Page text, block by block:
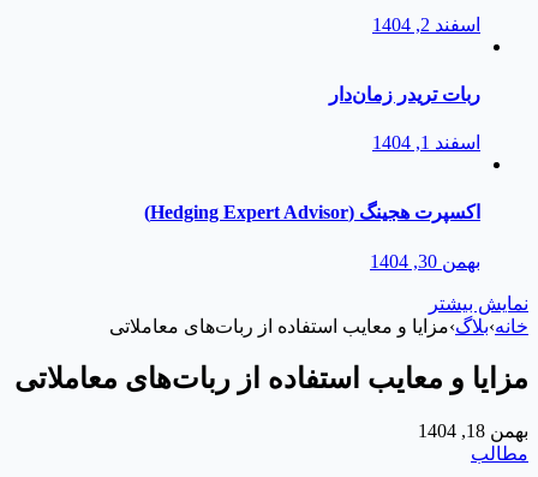
اسفند 2, 1404
ربات تریدر زمان‌دار
اسفند 1, 1404
اکسپرت هجینگ (Hedging Expert Advisor)
بهمن 30, 1404
نمایش بیشتر
خانه›بلاگ›مزایا و معایب استفاده از ربات‌های معاملاتی
مزایا و معایب استفاده از ربات‌های معاملاتی
بهمن 18, 1404
مطالب